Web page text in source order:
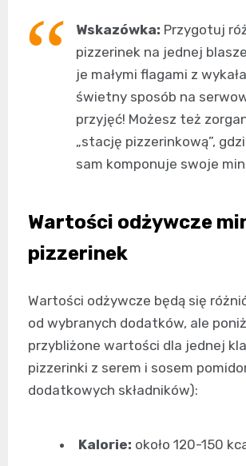
Wskazówka: Przygotuj
pizzerinek na jednej
je małymi flagami z
świetny sposób na
przyjęć! Możesz też
„stację pizzerinkową”,
sam komponuje swoje
Wartości odżywcze
pizzerinek
Wartości odżywcze będą się
od wybranych dodatków, ale
przybliżone wartości dla jednej
pizzerinki z serem i sosem
dodatkowych składników):
Kalorie: około 120-150